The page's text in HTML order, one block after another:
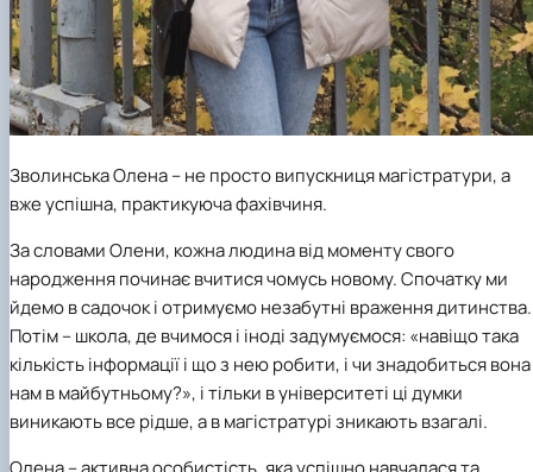
Зволинська Олена– не просто випускниця магістратури, а
вже успішна, практикуюча фахівчиня.
За словами Олени, кожна людина від моменту свого
народження починає вчитися чомусь новому. Спочатку ми
йдемо в садочок і отримуємо незабутні враження дитинства.
Потім – школа, де вчимося і іноді задумуємося: «навіщо така
кількість інформації і що з нею робити, і чи знадобиться вона
нам в майбутньому?», і тільки в університеті ці думки
виникають все рідше, а в магістратурі зникають взагалі.